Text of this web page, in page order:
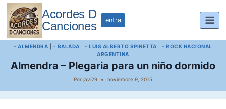
Saltar
contenido
Acordes D
Canciones
entra
- ALMENDRA - BALADA |- LUIS ALBERTO SPINETTA |- ROCK NACIONAL
ARGENTINA
Almendra – Plegaria para un niño dormido
Por javi29 noviembre 9, 2015